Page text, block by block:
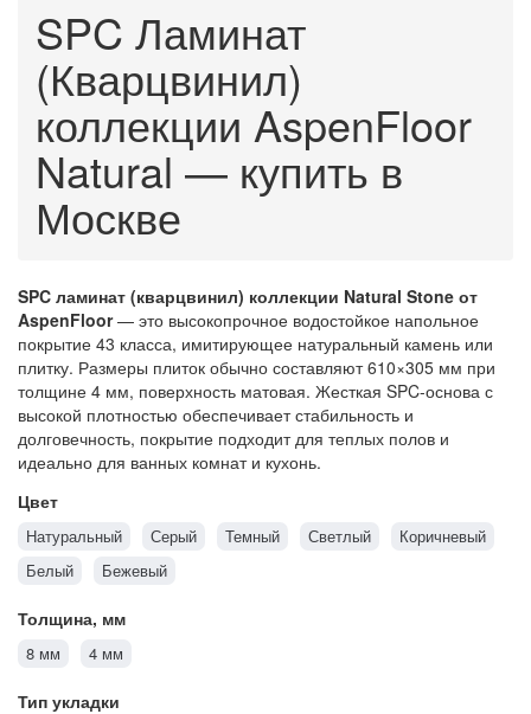
SPC Ламинат
(Кварцвинил)
коллекции AspenFloor
Natural — купить в
Москве
SPC ламинат (кварцвинил) коллекции Natural Stone от
AspenFloor— это высокопрочное водостойкое напольное
покрытие 43 класса, имитирующее натуральный камень или
плитку. Размеры плиток обычно составляют 610×305 мм при
толщине 4 мм, поверхность матовая. Жесткая SPC-основа с
высокой плотностью обеспечивает стабильность и
долговечность, покрытие подходит для теплых полов и
идеально для ванных комнат и кухонь.
Цвет
Натуральный Серый Темный Светлый
Коричневый
Белый
Бежевый
Толщина, мм
8 мм 4 мм
Тип укладки